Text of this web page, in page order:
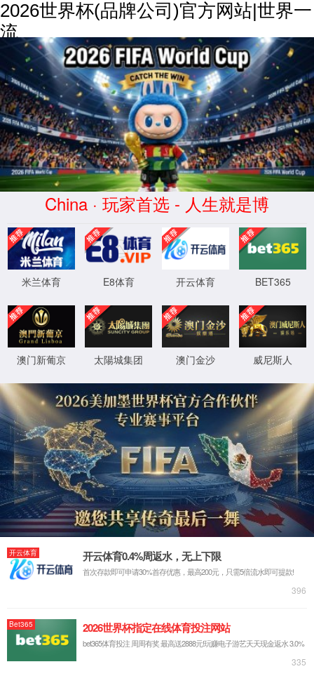
2026世界杯(品牌公司)官方网站|世界一
流
综合样本下载
产品中心
PRODUCT CENTER
所有产品 量表
503-00-100
电子数显指示表-标准版
内置800mAh大容量可充电锂电池。
绝对零点测量系统，即时测量。
mm/inch可切换。